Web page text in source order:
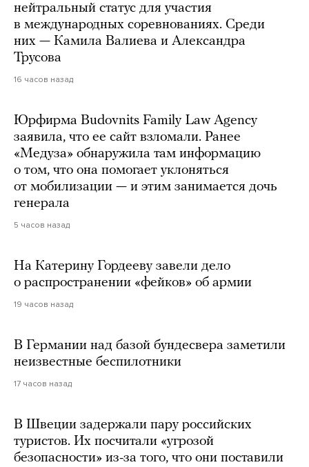
нейтральный статус для участия
в международных соревнованиях. Среди
них — Камила Валиева и Александра
Трусова
16 часов назад
Юрфирма Budovnits Family Law Agency
заявила, что ее сайт взломали. Ранее
«Медуза» обнаружила там информацию
о том, что она помогает уклоняться
от мобилизации — и этим занимается дочь
генерала
5 часов назад
На Катерину Гордееву завели дело
о распространении «фейков» об армии
19 часов назад
В Германии над базой бундесвера заметили
неизвестные беспилотники
17 часов назад
В Швеции задержали пару российских
туристов. Их посчитали «угрозой
безопасности» из-за того, что они поставили